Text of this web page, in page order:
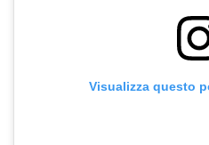
Visualizza questo